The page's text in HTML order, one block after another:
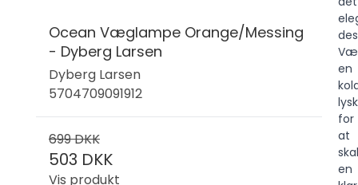
Ocean Væglampe Orange/Messing
- Dyberg Larsen
Dyberg Larsen
5704709091912
699 DKK
503 DKK
Vis produkt
en
for
at
en